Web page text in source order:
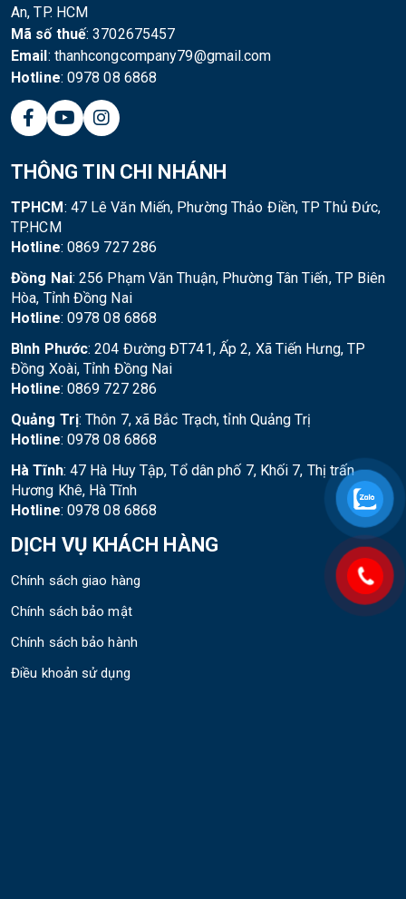
An, TP. HCM
Mã số thuế: 3702675457
Email: thanhcongcompany79@gmail.com
Hotline: 0978 08 6868
THÔNG TIN CHI NHÁNH
TPHCM: 47 Lê Văn Miến, Phường Thảo Điền, TP Thủ Đức,
TP.HCM
Hotline: 0869 727 286
Đồng Nai: 256 Phạm Văn Thuận, Phường Tân Tiến, TP Biên
Hòa, Tỉnh Đồng Nai
Hotline: 0978 08 6868
Bình Phước: 204 Đường ĐT741, Ấp 2, Xã Tiến Hưng, TP
Đồng Xoài, Tỉnh Đồng Nai
Hotline: 0869 727 286
Quảng Trị: Thôn 7, xã Bắc Trạch, tỉnh Quảng Trị
Hotline: 0978 08 6868
Hà Tĩnh: 47 Hà Huy Tập, Tổ dân phố 7, Khối 7, Thị trấn
Hương Khê, Hà Tĩnh
Hotline: 0978 08 6868
DỊCH VỤ KHÁCH HÀNG
Chính sách giao hàng
Chính sách bảo mật
Chính sách bảo hành
Điều khoản sử dụng